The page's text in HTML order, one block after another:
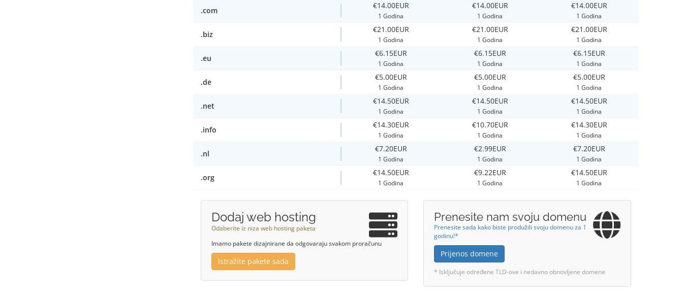
.com
€14.00EUR
1 Godina
€14.00EUR
1 Godina
€14.00EUR
1 Godina
.biz
€21.00EUR
1 Godina
€21.00EUR
1 Godina
€21.00EUR
1 Godina
.eu
€6.15EUR
1 Godina
€6.15EUR
1 Godina
€6.15EUR
1 Godina
.de
€5.00EUR
1 Godina
€5.00EUR
1 Godina
€5.00EUR
1 Godina
.net
€14.50EUR
1 Godina
€14.50EUR
1 Godina
€14.50EUR
1 Godina
.info
€14.30EUR
1 Godina
€10.70EUR
1 Godina
€14.30EUR
1 Godina
.nl
€7.20EUR
1 Godina
€2.99EUR
1 Godina
€7.20EUR
1 Godina
.org
€14.50EUR
1 Godina
€9.22EUR
1 Godina
€14.50EUR
1 Godina
Dodaj web hosting
Odaberite iz niza web hosting paketa
Imamo pakete dizajnirane da odgovaraju svakom proračunu
Istražite pakete sada
Prenesite nam svoju domenu
Prenesite sada kako biste produžili svoju domenu za 1
godinu!*
Prijenos domene
* Isključuje određene TLD-ove i nedavno obnovljene domene